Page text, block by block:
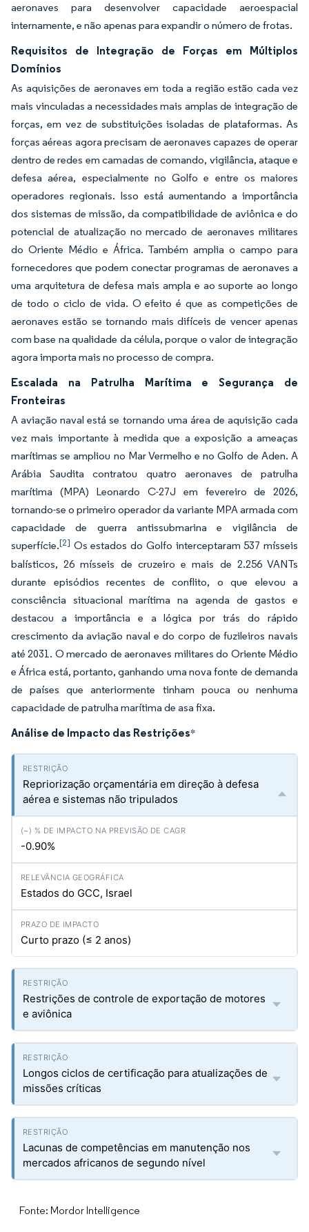
aeronaves para desenvolver capacidade aeroespacial
internamente, e não apenas para expandir o número de frotas.
Requisitos de Integração de Forças em Múltiplos
Domínios
As aquisições de aeronaves em toda a região estão cada vez
mais vinculadas a necessidades mais amplas de integração de
forças, em vez de substituições isoladas de plataformas. As
forças aéreas agora precisam de aeronaves capazes de operar
dentro de redes em camadas de comando, vigilância, ataque e
defesa aérea, especialmente no Golfo e entre os maiores
operadores regionais. Isso está aumentando a importância
dos sistemas de missão, da compatibilidade de aviônica e do
potencial de atualização no mercado de aeronaves militares
do Oriente Médio e África. Também amplia o campo para
fornecedores que podem conectar programas de aeronaves a
uma arquitetura de defesa mais ampla e ao suporte ao longo
de todo o ciclo de vida. O efeito é que as competições de
aeronaves estão se tornando mais difíceis de vencer apenas
com base na qualidade da célula, porque o valor de integração
agora importa mais no processo de compra.
Escalada na Patrulha Marítima e Segurança de
Fronteiras
A aviação naval está se tornando uma área de aquisição cada
vez mais importante à medida que a exposição a ameaças
marítimas se ampliou no Mar Vermelho e no Golfo de Aden. A
Arábia Saudita contratou quatro aeronaves de patrulha
marítima (MPA) Leonardo C-27J em fevereiro de 2026,
tornando-se o primeiro operador da variante MPA armada com
capacidade de guerra antissubmarina e vigilância de
superfície.[2] Os estados do Golfo interceptaram 537 mísseis
balísticos, 26 mísseis de cruzeiro e mais de 2.256 VANTs
durante episódios recentes de conflito, o que elevou a
consciência situacional marítima na agenda de gastos e
destacou a importância e a lógica por trás do rápido
crescimento da aviação naval e do corpo de fuzileiros navais
até 2031. O mercado de aeronaves militares do Oriente Médio
e África está, portanto, ganhando uma nova fonte de demanda
de países que anteriormente tinham pouca ou nenhuma
capacidade de patrulha marítima de asa fixa.
Análise de Impacto das Restrições*
Repriorização orçamentária em direção à defesa
aérea e sistemas não tripulados
-0.90%
Estados do GCC, Israel
Curto prazo (≤ 2 anos)
Restrições de controle de exportação de motores
e aviônica
Longos ciclos de certificação para atualizações de
missões críticas
Lacunas de competências em manutenção nos
mercados africanos de segundo nível
Fonte: Mordor Intelligence